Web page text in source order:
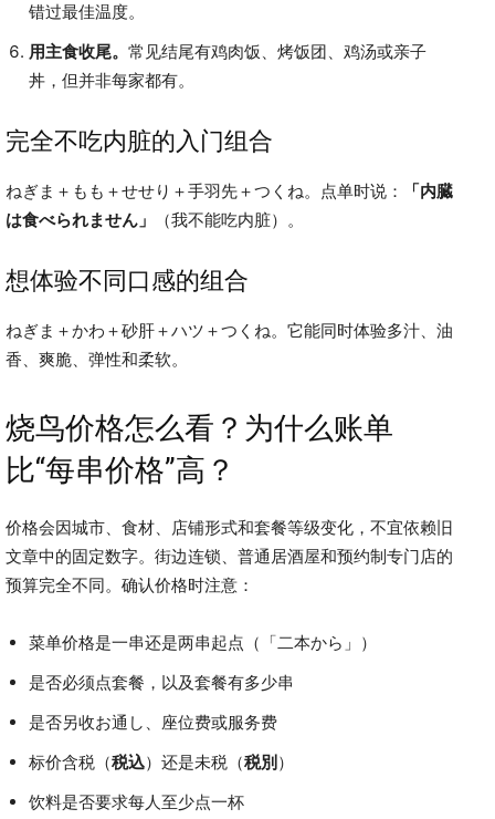
错过最佳温度。
用主食收尾。 常见结尾有鸡肉饭、烤饭团、鸡汤或亲子
丼，但并非每家都有。
完全不吃内脏的入门组合
ねぎま＋もも＋せせり＋手羽先＋つくね。点单时说：
「内臓
は食べられません」
（我不能吃内脏）。
想体验不同口感的组合
ねぎま＋かわ＋砂肝＋ハツ＋つくね。它能同时体验多汁、油
香、爽脆、弹性和柔软。
烧鸟价格怎么看？为什么账单
比“每串价格”高？
价格会因城市、食材、店铺形式和套餐等级变化，不宜依赖旧
文章中的固定数字。街边连锁、普通居酒屋和预约制专门店的
预算完全不同。确认价格时注意：
菜单价格是一串还是两串起点（「二本から」）
是否必须点套餐，以及套餐有多少串
是否另收お通し、座位费或服务费
标价含税（税込）还是未税（税別 ）
饮料是否要求每人至少点一杯